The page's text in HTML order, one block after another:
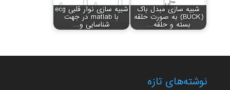
شبیه سازی مبدل باک
(BUCK) به صورت حلقه
بسته و حلقه…
شبیه سازی نوار قلبی ecg
با matlab در جهت
شناسایی و…
نوشته‌های تازه